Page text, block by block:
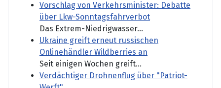
Vorschlag von Verkehrsminister: Debatte
über Lkw-Sonntagsfahrverbot
Das Extrem-Niedrigwasser...
Ukraine greift erneut russischen
Onlinehändler Wildberries an
Seit einigen Wochen greift...
Verdächtiger Drohnenflug über "Patriot-